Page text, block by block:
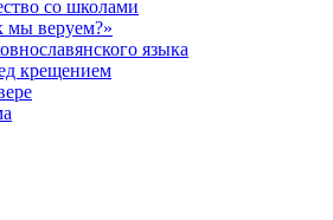
со школами
мы веруем?»
языка
крещением